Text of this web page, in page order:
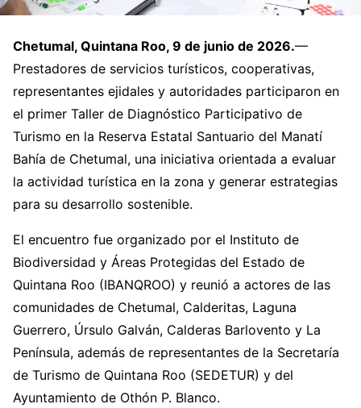
Chetumal, Quintana Roo, 9 de junio de 2026.—
Prestadores de servicios turísticos, cooperativas,
representantes ejidales y autoridades participaron en
el primer Taller de Diagnóstico Participativo de
Turismo en la Reserva Estatal Santuario del Manatí
Bahía de Chetumal, una iniciativa orientada a evaluar
la actividad turística en la zona y generar estrategias
para su desarrollo sostenible.
El encuentro fue organizado por el Instituto de
Biodiversidad y Áreas Protegidas del Estado de
Quintana Roo (IBANQROO) y reunió a actores de las
comunidades de Chetumal, Calderitas, Laguna
Guerrero, Úrsulo Galván, Calderas Barlovento y La
Península, además de representantes de la Secretaría
de Turismo de Quintana Roo (SEDETUR) y del
Ayuntamiento de Othón P. Blanco.